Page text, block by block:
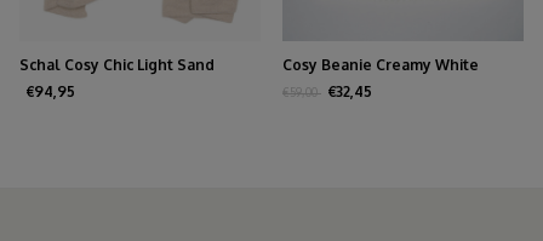
Schal Cosy Chic Light Sand
€94,95
Cosy Beanie Creamy White
€59,00 €32,45